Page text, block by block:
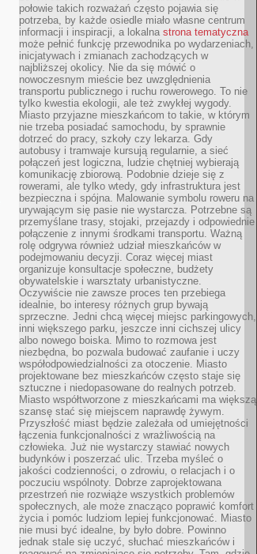
połowie takich rozważań często pojawia się
potrzeba, by każde osiedle miało własne centrum
informacji i inspiracji, a lokalna strona tematyczna
może pełnić funkcję przewodnika po wydarzeniach,
inicjatywach i zmianach zachodzących w
najbliższej okolicy. Nie da się mówić o
nowoczesnym mieście bez uwzględnienia
transportu publicznego i ruchu rowerowego. To nie
tylko kwestia ekologii, ale też zwykłej wygody.
Miasto przyjazne mieszkańcom to takie, w którym
nie trzeba posiadać samochodu, by sprawnie
dotrzeć do pracy, szkoły czy lekarza. Gdy
autobusy i tramwaje kursują regularnie, a sieć
połączeń jest logiczna, ludzie chętniej wybierają
komunikację zbiorową. Podobnie dzieje się z
rowerami, ale tylko wtedy, gdy infrastruktura jest
bezpieczna i spójna. Malowanie symbolu roweru na
urywającym się pasie nie wystarcza. Potrzebne są
przemyślane trasy, stojaki, przejazdy i odpowiednie
połączenie z innymi środkami transportu. Ważną
rolę odgrywa również udział mieszkańców w
podejmowaniu decyzji. Coraz więcej miast
organizuje konsultacje społeczne, budżety
obywatelskie i warsztaty urbanistyczne.
Oczywiście nie zawsze proces ten przebiega
idealnie, bo interesy różnych grup bywają
sprzeczne. Jedni chcą więcej miejsc parkingowych,
inni większego parku, jeszcze inni cichszej ulicy
albo nowego boiska. Mimo to rozmowa jest
niezbędna, bo pozwala budować zaufanie i uczy
współodpowiedzialności za otoczenie. Miasto
projektowane bez mieszkańców często staje się
sztuczne i niedopasowane do realnych potrzeb.
Miasto współtworzone z mieszkańcami ma większą
szansę stać się miejscem naprawdę żywym.
Przyszłość miast będzie zależała od umiejętności
łączenia funkcjonalności z wrażliwością na
człowieka. Już nie wystarczy stawiać nowych
budynków i poszerzać ulic. Trzeba myśleć o
jakości codzienności, o zdrowiu, o relacjach i o
poczuciu wspólnoty. Dobrze zaprojektowana
przestrzeń nie rozwiąże wszystkich problemów
społecznych, ale może znacząco poprawić komfort
życia i pomóc ludziom lepiej funkcjonować. Miasto
nie musi być idealne, by było dobre. Powinno
jednak stale się uczyć, słuchać mieszkańców i